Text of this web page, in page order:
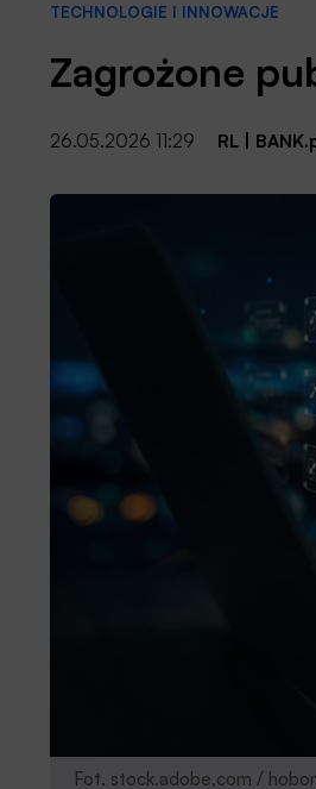
TECHNOLOGIE I INNOWACJE
Zagrożone
26.05.2026 11:29 RL
Fot. stock.adobe,com /